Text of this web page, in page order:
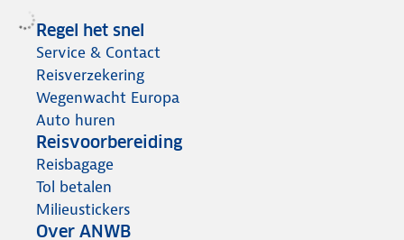
Regel het snel
Service & Contact
Reisverzekering
Wegenwacht Europa
Auto huren
Reisvoorbereiding
Reisbagage
Tol betalen
Milieustickers
Over ANWB